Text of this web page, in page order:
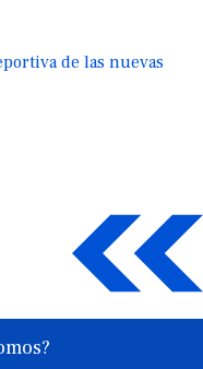
de las nuevas